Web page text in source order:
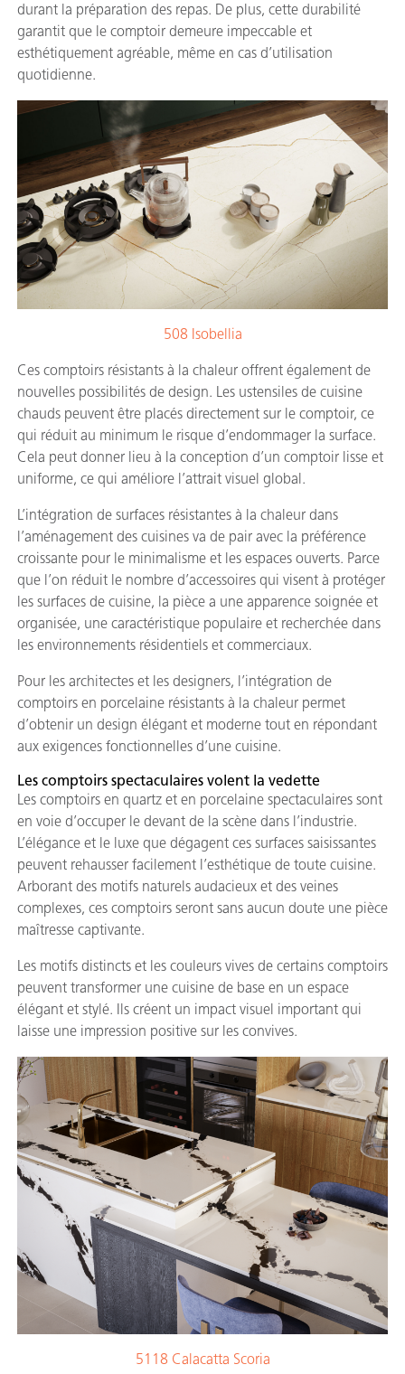
durant la préparation des repas. De plus, cette durabilité
garantit que le comptoir demeure impeccable et
esthétiquement agréable, même en cas d’utilisation
quotidienne.
508 Isobellia
Ces comptoirs résistants à la chaleur offrent également de
nouvelles possibilités de design. Les ustensiles de cuisine
chauds peuvent être placés directement sur le comptoir, ce
qui réduit au minimum le risque d’endommager la surface.
Cela peut donner lieu à la conception d’un comptoir lisse et
uniforme, ce qui améliore l’attrait visuel global.
L’intégration de surfaces résistantes à la chaleur dans
l’aménagement des cuisines va de pair avec la préférence
croissante pour le minimalisme et les espaces ouverts. Parce
que l’on réduit le nombre d’accessoires qui visent à protéger
les surfaces de cuisine, la pièce a une apparence soignée et
organisée, une caractéristique populaire et recherchée dans
les environnements résidentiels et commerciaux.
Pour les architectes et les designers, l’intégration de
comptoirs en porcelaine résistants à la chaleur permet
d’obtenir un design élégant et moderne tout en répondant
aux exigences fonctionnelles d’une cuisine.
Les comptoirs spectaculaires volent la vedette
Les comptoirs en quartz et en porcelaine spectaculaires sont
en voie d’occuper le devant de la scène dans l’industrie.
L’élégance et le luxe que dégagent ces surfaces saisissantes
peuvent rehausser facilement l’esthétique de toute cuisine.
Arborant des motifs naturels audacieux et des veines
complexes, ces comptoirs seront sans aucun doute une pièce
maîtresse captivante.
Les motifs distincts et les couleurs vives de certains comptoirs
peuvent transformer une cuisine de base en un espace
élégant et stylé. Ils créent un impact visuel important qui
laisse une impression positive sur les convives.
5118 Calacatta Scoria